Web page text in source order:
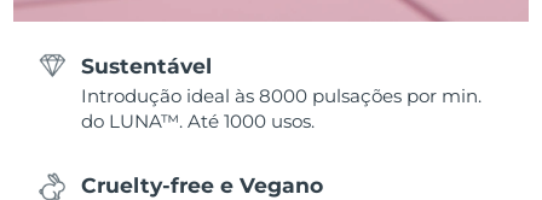
Sustentável
Introdução ideal às 8000 pulsações por min.
do LUNA™. Até 1000 usos.
Cruelty-free e Vegano